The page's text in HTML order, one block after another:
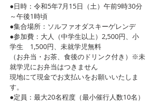
●日時：令和5年7月15日（土）午前9時30分
～午後1時頃
●集合場所：ソルファオダスキーゲレンデ
●参加費：大人（中学生以上）2,500円、小
学生　1,500円、未就学児無料
（お弁当・お茶、食後のドリンク付き）※未
就学児にお弁当はつきません
現地にて現金でお支払いをお願いいたしま
す。
●定員：最大20名程度（最小催行人数10名）